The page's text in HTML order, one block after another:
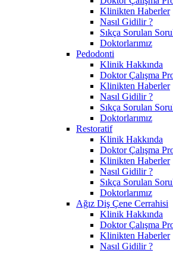
Klinikten Haberler
Nasıl Gidilir ?
Sıkça Sorulan
Doktorlarımız
Pedodonti
Klinik Hakkında
Doktor Çalışma
Klinikten Haberler
Nasıl Gidilir ?
Sıkça Sorulan
Doktorlarımız
Restoratif
Klinik Hakkında
Doktor Çalışma
Klinikten Haberler
Nasıl Gidilir ?
Sıkça Sorulan
Doktorlarımız
Ağız Diş Çene Cerrahisi
Klinik Hakkında
Doktor Çalışma
Klinikten Haberler
Nasıl Gidilir ?